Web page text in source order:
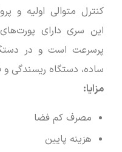
کنترل متوالی اولیه و
این سری دارای
پرسرعت است و در
ساده، دستگاه ریسندگی و
مزایا:
مصرف کم فضا
هزینه پایین